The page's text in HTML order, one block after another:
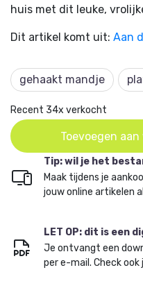
huis met dit leuke,
Dit artikel komt uit: Aan
gehaakt mandje
Recent 34x verkocht
Toevoegen
Tip: wil je het
Maak tijdens je
jouw online artikelen
LET OP: dit is een
Je ontvangt een
per e-mail. Check ook